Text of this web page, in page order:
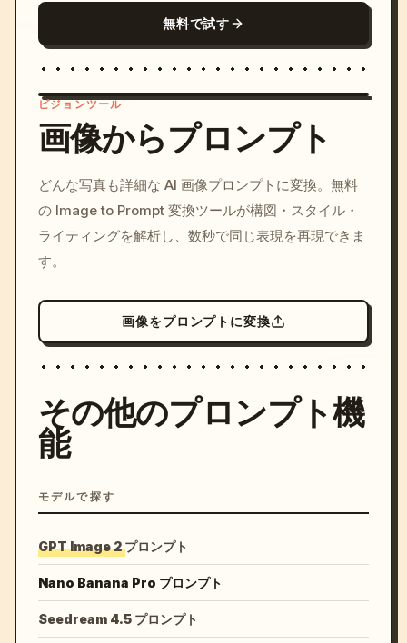
無料で試す
c, cyberpunk sunset, neon
colors, 8k --v 6.0
ビジョンツール
画像からプロンプト
どんな写真も詳細な AI 画像プロンプトに変換。無料
の Image to Prompt 変換ツールが構図・スタイル・
ライティングを解析し、数秒で同じ表現を再現できま
す。
画像をプロンプトに変換
その他のプロンプト機
能
モデルで探す
GPT Image 2 プロンプト
Nano Banana Pro プロンプト
Seedream 4.5 プロンプト